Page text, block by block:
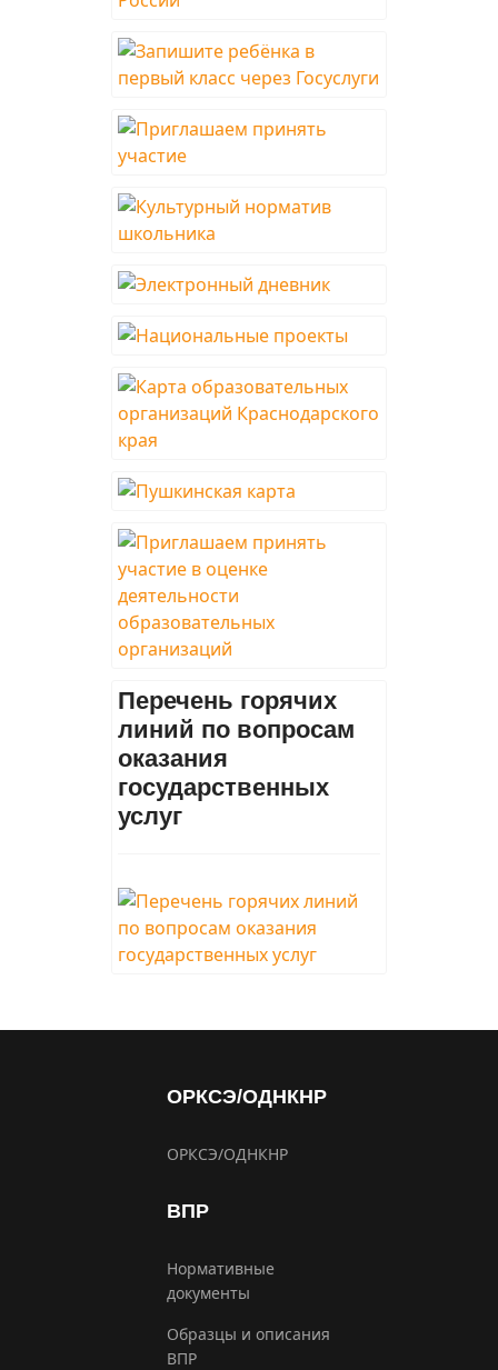
Перечень горячих
линий по вопросам
оказания
государственных
услуг
ОРКСЭ/ОДНКНР
ОРКСЭ/ОДНКНР
ВПР
Нормативные
документы
Образцы и описания
ВПР